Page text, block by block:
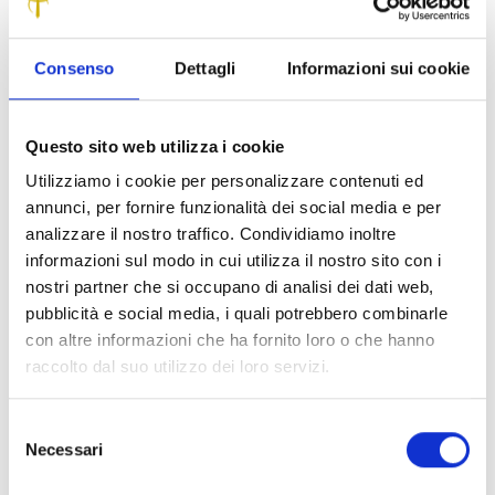
Consenso Dettagli Informazioni sui cookie
Questo sito web utilizza i cookie
Utilizziamo i cookie per personalizzare contenuti ed
annunci, per fornire funzionalità dei social media e per
analizzare il nostro traffico. Condividiamo inoltre
informazioni sul modo in cui utilizza il nostro sito con i
nostri partner che si occupano di analisi dei dati web,
pubblicità e social media, i quali potrebbero combinarle
con altre informazioni che ha fornito loro o che hanno
raccolto dal suo utilizzo dei loro servizi.
delNecessari
attività, il Fondo ha proseguito con determinazione nel
l’inclusione digitale. Con la firma del protocollo d’intesa tra
inclusione sociale e lavorativa per le persone con disabilità
orientamento digitale realizzati in contesti accessibili e
inclusivi. In questa direzione, l’Impresa sociale pubblica
oggi un bando da 6 milioni di euro per la realizzazione di
progetti formativi in linea con la mission del Fondo, per un
Paese sempre più equo e giusto”.
IL BANDO ‘ZENIT’
I DESTINATARI
Il bando si rivolge a persone in età lavorativa (16-67anni)
occupate, inattive o in cerca di occupazione. Il target